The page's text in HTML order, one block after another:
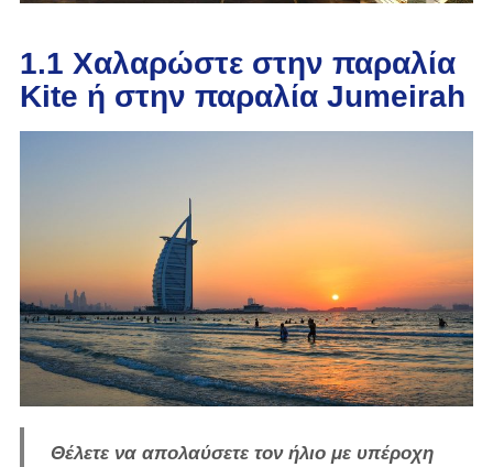
1.1 Χαλαρώστε στην παραλία
Kite ή στην παραλία Jumeirah
Θέλετε να απολαύσετε τον ήλιο με υπέροχη